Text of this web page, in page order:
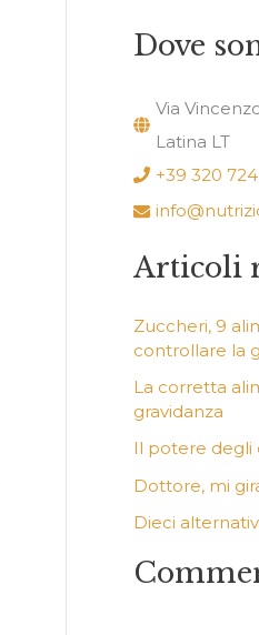
Dove
Via
Latina LT
+39 320
Articoli
Zuccheri, 9
controllare la
La corretta
gravidanza
Il potere degli
Dottore, mi
Dieci